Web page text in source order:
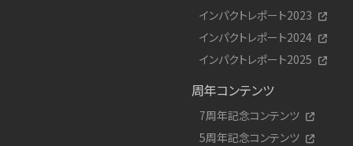
インパクトレポート2023
インパクトレポート2024
インパクトレポート2025
周年コンテンツ
7周年記念コンテンツ
5周年記念コンテンツ